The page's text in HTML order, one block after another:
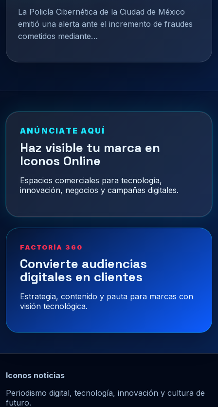
La Policía Cibernética de la Ciudad de México
emitió una alerta ante el incremento de fraudes
cometidos mediante…
ANÚNCIATE AQUÍ
Haz visible tu marca en
Iconos Online
Espacios comerciales para tecnología,
innovación, negocios y campañas digitales.
FACTORÍA 360
Convierte audiencias
digitales en clientes
Estrategia, contenido y pauta para marcas con
visión tecnológica.
Iconos noticias
Periodismo digital, tecnología, innovación y cultura de
futuro.